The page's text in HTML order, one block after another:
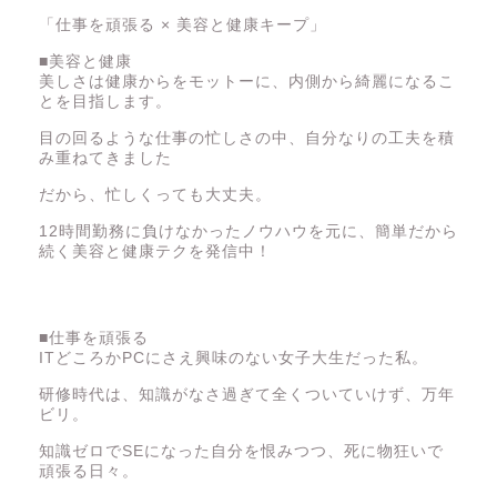
「仕事を頑張る × 美容と健康キープ」
■美容と健康
美しさは健康からをモットーに、内側から綺麗になるこ
とを目指します。
目の回るような仕事の忙しさの中、自分なりの工夫を積
み重ねてきました
だから、忙しくっても大丈夫。
12時間勤務に負けなかったノウハウを元に、簡単だから
続く美容と健康テクを発信中！
■仕事を頑張る
ITどころかPCにさえ興味のない女子大生だった私。
研修時代は、知識がなさ過ぎて全くついていけず、万年
ビリ。
知識ゼロでSEになった自分を恨みつつ、死に物狂いで
頑張る日々。
仕事
人間関係